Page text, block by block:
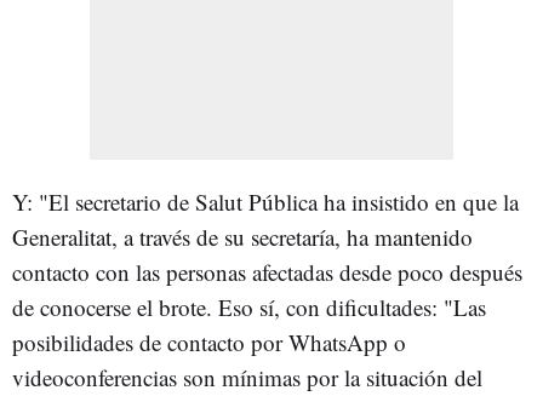
Y: "El secretario de Salut Pública ha insistido en que la
Generalitat, a través de su secretaría, ha mantenido
contacto con las personas afectadas desde poco después
de conocerse el brote. Eso sí, con dificultades: "Las
posibilidades de contacto por WhatsApp o
videoconferencias son mínimas por la situación del